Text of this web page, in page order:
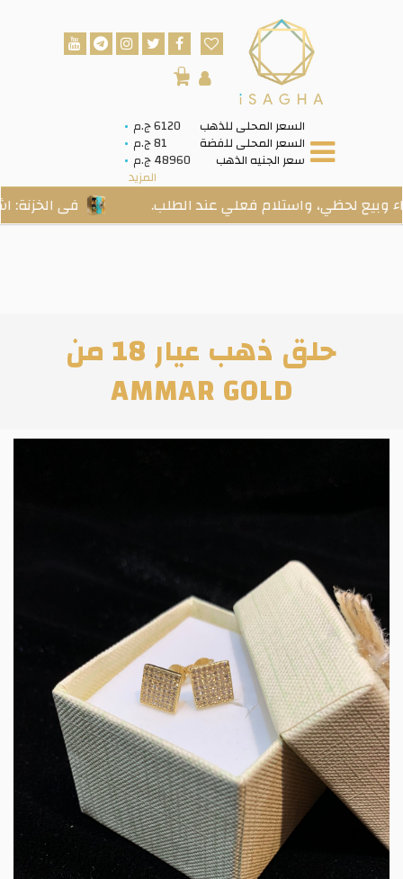
السعر المحلى للذهب 6120 ج.م
السعر المحلى للفضة 81 ج.م
سعر الجنيه الذهب 48960 ج.م
المزيد
0
فى الخزنة: اشتري واستلام فعلي عند الطلب.
حلق ذهب عيار 18 من
AMMAR GOLD